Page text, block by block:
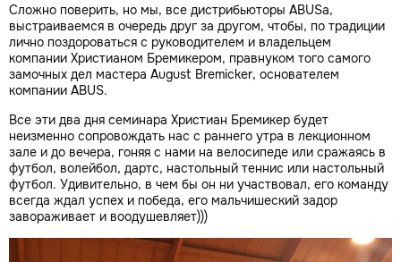
Сложно поверить, но мы, все дистрибьюторы ABUSа,
выстраиваемся в очередь друг за другом, чтобы, по традиции
лично поздороваться с руководителем и владельцем
компании Христианом Бремикером, правнуком того самого
замочных дел мастера August Bremicker, основателем
компании ABUS.
Все эти два дня семинара Христиан Бремикер будет
неизменно сопровождать нас с раннего утра в лекционном
зале и до вечера, гоняя с нами на велосипеде или сражаясь в
футбол, волейбол, дартс, настольный теннис или настольный
футбол. Удивительно, в чем бы он ни участвовал, его команду
всегда ждал успех и победа, его мальчишеский задор
завораживает и воодушевляет)))